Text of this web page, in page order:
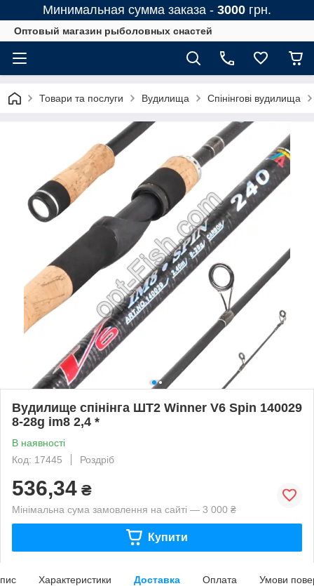
Минимальная сумма заказа - 3000 грн.
Оптовый магазин рыболовных снастей
Товари та послуги Вудилища Спінінгові вудилища
Вудилище спінінга ШТ2 Winner V6 Spin 140029
8-28g im8 2,4 *
В наявності
Код: 17445
Роздріб
536,34 ₴
Мінімальна сума замовлення на сайті — 3 000 ₴
Купити
Характеристики Доставка Оплата Умови